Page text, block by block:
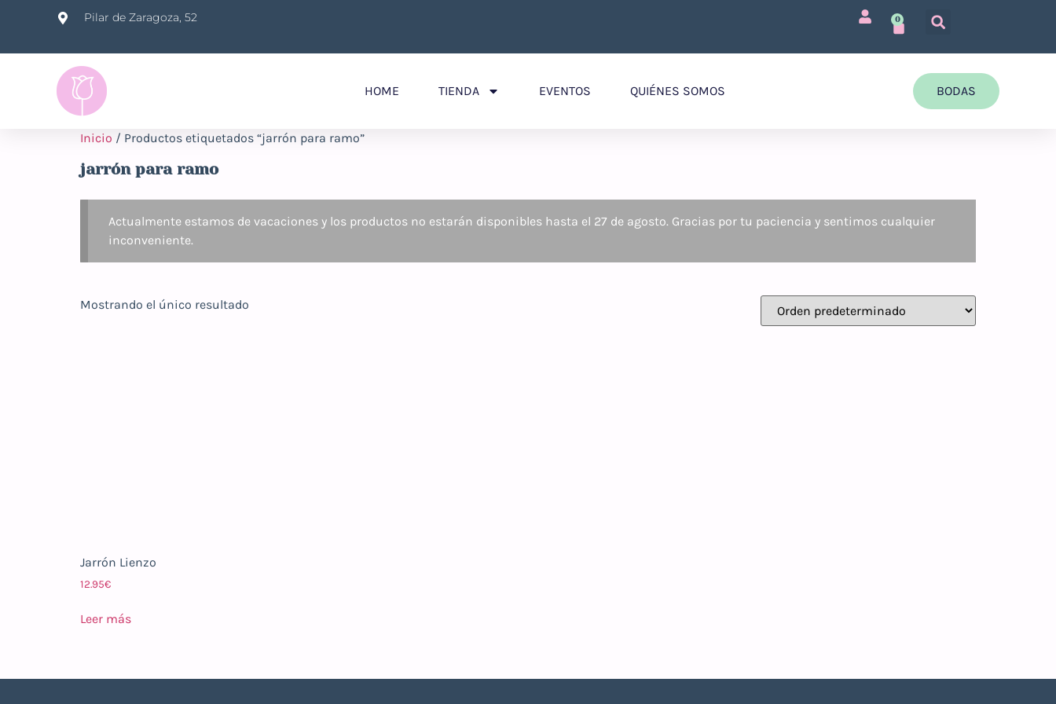
Pilar de Zaragoza, 52 0
HOME TIENDA EVENTOS QUIÉNES SOMOS BODAS
Inicio / Productos etiquetados “jarrón para ramo”
jarrón para ramo
Actualmente estamos de vacaciones y los productos no estarán disponibles hasta el 27 de agosto. Gracias por tu paciencia y sentimos cualquier
inconveniente.
Mostrando el único resultado
Jarrón Lienzo
12.95€
Leer más